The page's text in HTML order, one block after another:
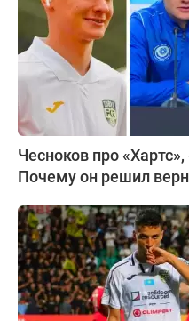
Чесноков про
Почему он решил